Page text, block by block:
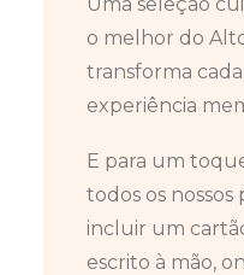
o melhor do
transforma
experiência
E para um
todos os
incluir um
escrito à mão,